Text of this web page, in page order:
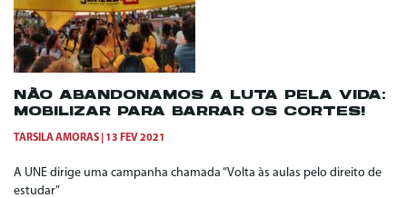
NÃO ABANDONAMOS A LUTA PELA VIDA:
MOBILIZAR PARA BARRAR OS CORTES!
TARSILA AMORAS 13 FEV 2021
A UNE dirige uma campanha chamada “Volta às aulas pelo direito de
estudar”